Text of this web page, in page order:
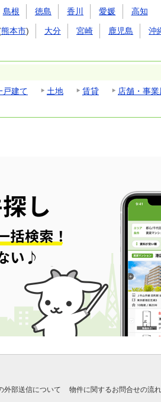
島根 徳島 香川 愛媛 高知
熊本市) 大分 宮崎 鹿児島 沖
戸建て 土地 賃貸
店舗・事業
外部送信について 物件に関するお問合せの流れ